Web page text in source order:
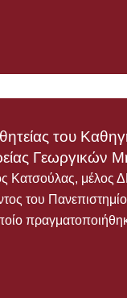
του
Γεωργικών
Κατσούλας, μέλος
του